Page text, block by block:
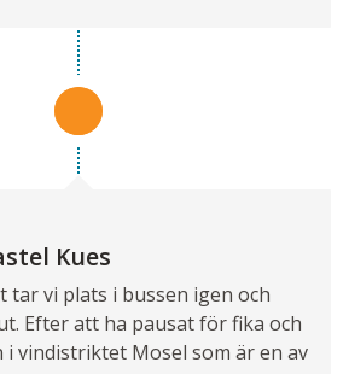
Kues
vi plats i bussen igen och
Efter att ha pausat för fika och
i vindistriktet Mosel som är en av